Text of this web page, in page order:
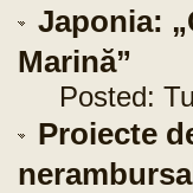
Japonia:
Marină”
Posted:
Proiecte